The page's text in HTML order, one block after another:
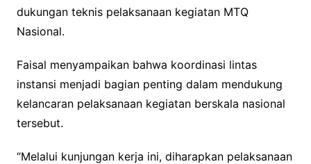
dukungan teknis pelaksanaan kegiatan MTQ
Nasional.
Faisal menyampaikan bahwa koordinasi lintas
instansi menjadi bagian penting dalam mendukung
kelancaran pelaksanaan kegiatan berskala nasional
tersebut.
“Melalui kunjungan kerja ini, diharapkan pelaksanaan